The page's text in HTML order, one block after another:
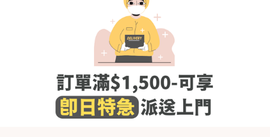
新品上架